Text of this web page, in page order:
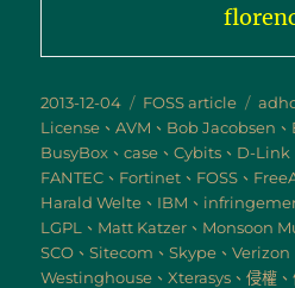
發
佈
日
期:
2013-12-04
分
類
FOSS article
標
籤
License 、AVM 、 Bob Jacobsen 、
BusyBox 、case 、Cybits 、 D-Link
FANTEC 、 Fortinet 、 FOSS 、
Harald Welte 、 IBM 、
LGPL 、 Matt Katzer 、 Monsoon
SCO 、Sitecom 、Skype 、Verizon
Westinghouse 、Xterasys 、侵權 、